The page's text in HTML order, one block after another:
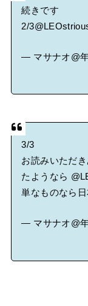
続きです
2/3
— マサナオ@
3/3
お読みいただ
たようなら
単なものなら
— マサナオ@